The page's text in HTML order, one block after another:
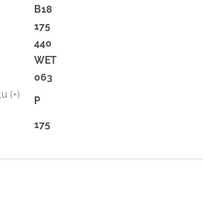
B18
175
440
WET
063
(+)
P
175